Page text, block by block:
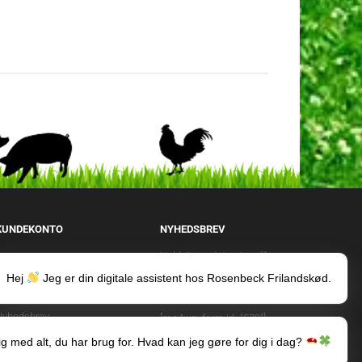
Min konto
NYHEDSBREV
Hold dig opdateret og få
samtidigg tilbud og rabatter
[mc4wp_form id="579"]
Hej Jeg er din digitale assistent hos Rosenbeck Frilandskød.
med alt, du har brug for. Hvad kan jeg gøre for dig i dag?